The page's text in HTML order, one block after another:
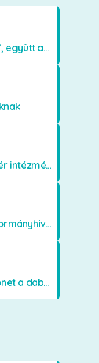
Együtt a „színpadon”, együtt az élményekért 🎭✨
A vándorló rózsafüzér intézményünkben
Köszönet a dabasi kormányhivatal munkatársainak
💐 Szívből jövő köszönet a dabasi Orimamiknak! 💐